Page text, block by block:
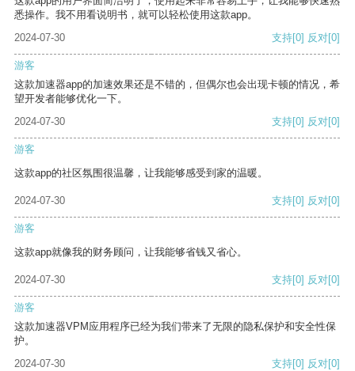
悉操作。我不用看说明书，就可以轻松使用这款app。
2024-07-30
支持[0] 反对[0]
游客
这款加速器app的加速效果还是不错的，但偶尔也会出现卡顿的情况，希
望开发者能够优化一下。
2024-07-30
支持[0] 反对[0]
游客
这款app的社区氛围很温馨，让我能够感受到家的温暖。
2024-07-30 支持[0] 反对[0]
游客
这款app就像我的财务顾问，让我能够省钱又省心。
2024-07-30 支持[0] 反对[0]
游客
这款加速器VPM应用程序已经为我们带来了无限的隐私保护和安全性保
护。
2024-07-30
支持[0] 反对[0]